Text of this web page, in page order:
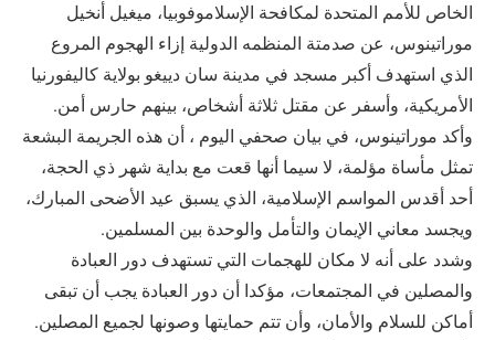
الخاص للأمم المتحدة لمكافحة الإسلاموفوبيا، ميغيل أنخيل
موراتينوس، عن صدمتة المنظمه الدولية إزاء الهجوم المروع
الذي استهدف أكبر مسجد في مدينة سان دييغو بولاية كاليفورنيا
الأمريكية، وأسفر عن مقتل ثلاثة أشخاص، بينهم حارس أمن.
وأكد موراتينوس، في بيان صحفي اليوم ، أن هذه الجريمة البشعة
تمثل مأساة مؤلمة، لا سيما أنها قعت مع بداية شهر ذي الحجة،
أحد أقدس المواسم الإسلامية، الذي يسبق عيد الأضحى المبارك،
ويجسد معاني الإيمان والتأمل والوحدة بين المسلمين.
وشدد على أنه لا مكان للهجمات التي تستهدف دور العبادة
والمصلين في المجتمعات، مؤكدا أن دور العبادة يجب أن تبقى
أماكن للسلام والأمان، وأن تتم حمايتها وصونها لجميع المصلين.